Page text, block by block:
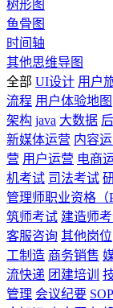
树形图
鱼骨图
时间轴
其他思维导图
全部 UI设计 用户
流程 用户体验地图
架构 java 大数据
新媒体运营 内容
营 用户运营 电商
机考试 司法考试
管理师职业资格（
筑师考试 建造师
客服咨询 其他岗位
工制造 商务销售
流快递 团建培训
管理 会议纪要 SOP